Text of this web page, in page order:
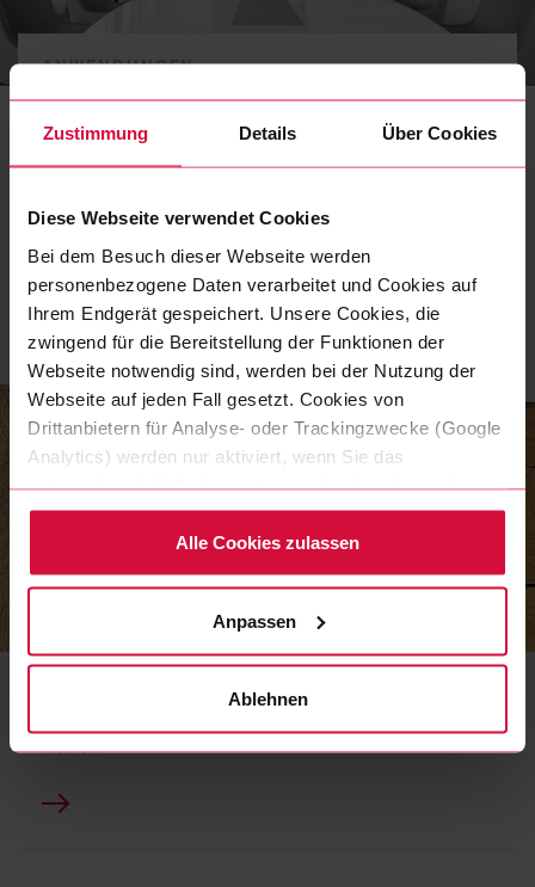
Zustimmung Details Über Cookies
Diese Webseite verwendet Cookies
Bei dem Besuch dieser Webseite werden
personenbezogene Daten verarbeitet und Cookies auf
Ihrem Endgerät gespeichert. Unsere Cookies, die
zwingend für die Bereitstellung der Funktionen der
Webseite notwendig sind, werden bei der Nutzung der
Webseite auf jeden Fall gesetzt. Cookies von
Drittanbietern für Analyse- oder Trackingzwecke (Google
Analytics) werden nur aktiviert, wenn Sie das
entsprechende Häkchen setzen und auf „zulassen“
klicken. Mehr dazu (einschließlich der Möglichkeit, die
Einwilligungserklärung zu widerrufen) erfahren Sie in
unserer Datenschutzerklärung.
Alle Cookies zulassen
Anpassen
Ablehnen
ANWENDUNGEN
Geschäftsausstattung
Ihnen, wie Sie unsere Gestaltungsgrundlagen richtig
MEHR ERFAHREN
Foto-Guidelines
Medien.